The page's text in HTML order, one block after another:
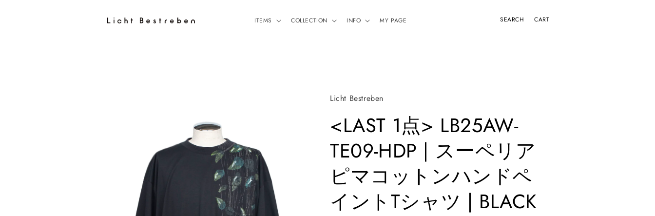
ITEMS COLLECTION INFO MY PAGE CART
Licht Bestreben
<LAST 1点> LB25AW-
TE09-HDP | スーペリア
ピマコットンハンドペ
イントTシャツ | BLACK